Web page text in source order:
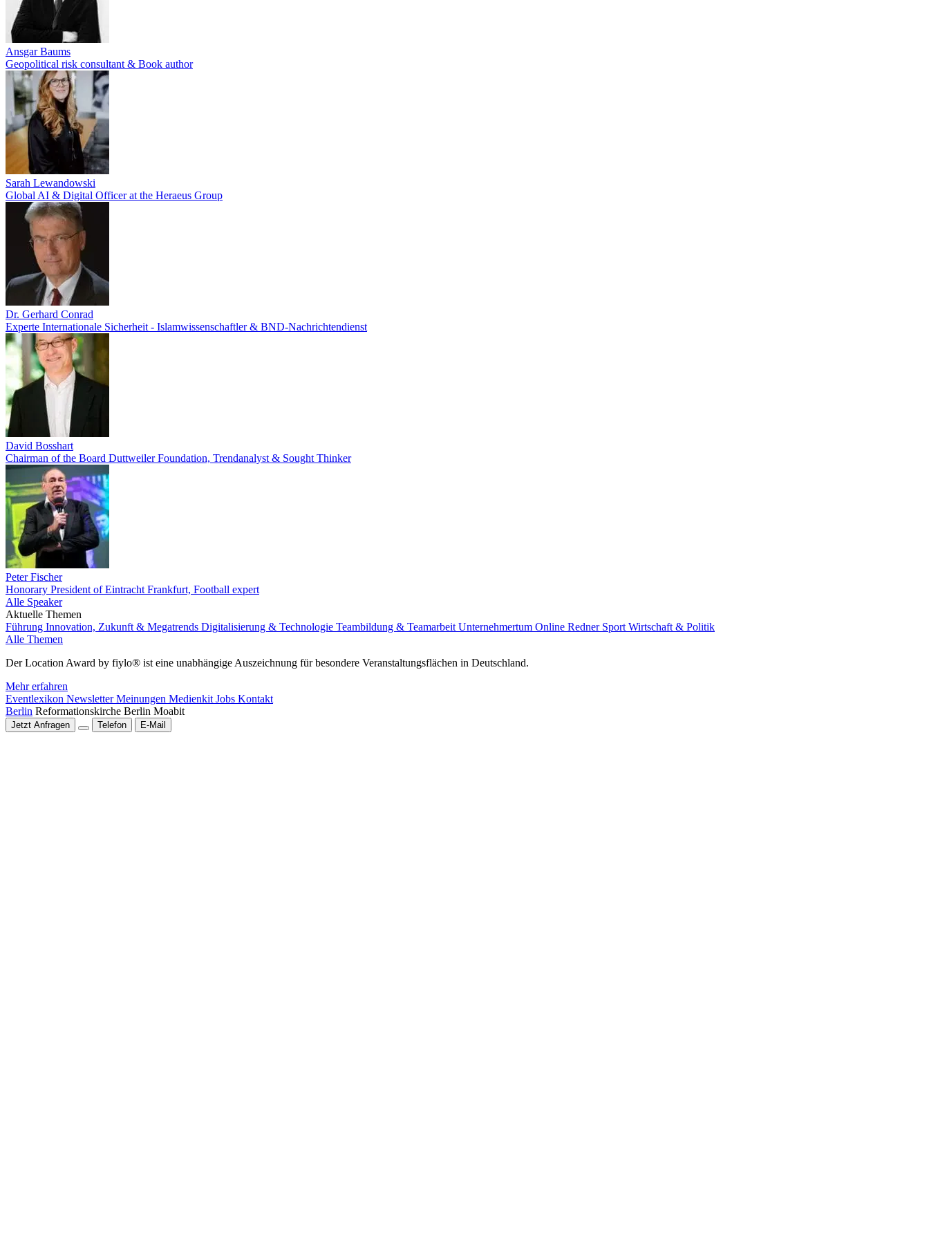
Ansgar Baums
Geopolitical risk consultant & Book author
Sarah Lewandowski
Global AI & Digital Officer at the Heraeus Group
Dr. Gerhard Conrad
Experte Internationale Sicherheit - Islamwissenschaftler & BND-Nachrichtendienst
David Bosshart
Chairman of the Board Duttweiler Foundation, Trendanalyst & Sought Thinker
Peter Fischer
Honorary President of Eintracht Frankfurt, Football expert
Alle Speaker
Aktuelle Themen
Führung Innovation, Zukunft & Megatrends Digitalisierung & Technologie Teambildung & Teamarbeit Unternehmertum Online Redner Sport Wirtschaft & Politik
Alle Themen
Der Location Award by fiylo® ist eine unabhängige Auszeichnung für besondere Veranstaltungsflächen in Deutschland.
Mehr erfahren
Eventlexikon NewsletterMeinungen Medienkit Jobs Kontakt
Berlin Reformationskirche Berlin Moabit
Jetzt Anfragen Telefon E-Mail